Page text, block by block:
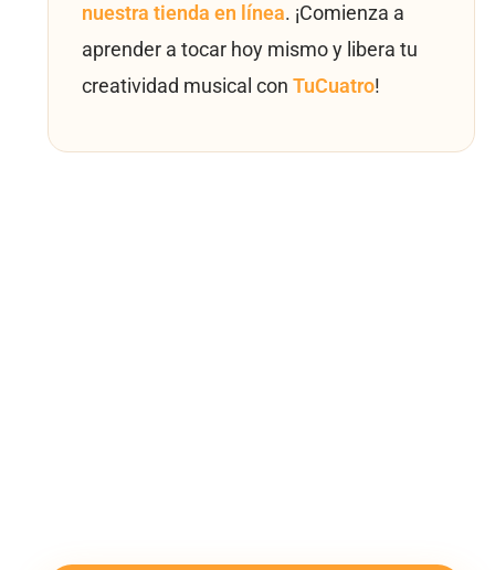
nuestra tienda en línea. ¡Comienza a
aprender a tocar hoy mismo y libera tu
creatividad musical con TuCuatro!